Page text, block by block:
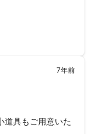
撮影出来まし
7年前
道具もご用意いた